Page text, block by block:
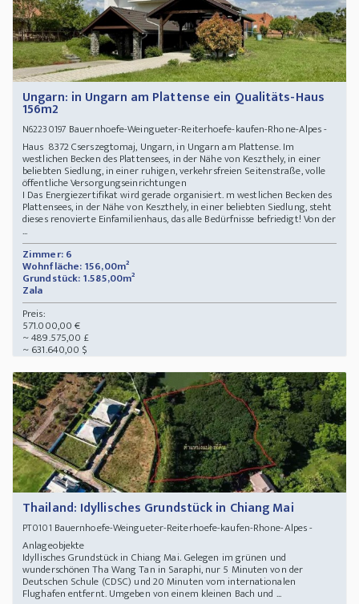
Ungarn: in Ungarn am Plattense ein Qualitäts-Haus
156m2
N62230197 Bauernhoefe-Weingueter-Reiterhoefe-kaufen-Rhone-Alpes -
Haus 8372 Cserszegtomaj, Ungarn, in Ungarn am Plattense. Im
westlichen Becken des Plattensees, in der Nähe von Keszthely, in einer
beliebten Siedlung, in einer ruhigen, verkehrsfreien Seitenstraße, volle
öffentliche Versorgungseinrichtungen
I Das Energiezertifikat wird gerade organisiert. m westlichen Becken des
Plattensees, in der Nähe von Keszthely, in einer beliebten Siedlung, steht
dieses renovierte Einfamilienhaus, das alle Bedürfnisse befriedigt! Von der
...
Zimmer: 6
Wohnfläche: 156,00m²
Grundstück: 1.585,00m²
Zala
Preis:
571.000,00 €
~ 489.575,00 £
~ 631.640,00 $
Thailand: Idyllisches Grundstück in Chiang Mai
PT0101 Bauernhoefe-Weingueter-Reiterhoefe-kaufen-Rhone-Alpes -
Anlageobjekte
Idyllisches Grundstück in Chiang Mai. Gelegen im grünen und
wunderschönen Tha Wang Tan in Saraphi, nur 5 Minuten von der
Deutschen Schule (CDSC) und 20 Minuten vom internationalen
Flughafen entfernt. Umgeben von einem kleinen Bach und ...